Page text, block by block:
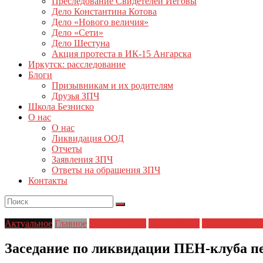
Дело Константина Котова
Дело «Нового величия»
Дело «Сети»
Дело Шестуна
Акция протеста в ИК-15 Ангарска
Иркутск: расследование
Блоги
Призывникам и их родителям
Друзья ЗПЧ
Школа Безниско
О нас
О нас
Ликвидация ООД
Отчеты
Заявления ЗПЧ
Ответы на обращения ЗПЧ
Контакты
Актуальное Главное
Заседание по ликвидации ПЕН-клуба